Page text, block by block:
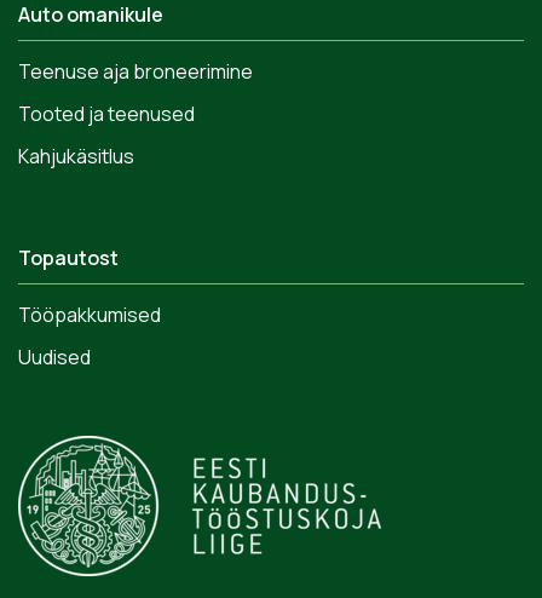
Auto omanikule
Teenuse aja broneerimine
Tooted ja teenused
Kahjukäsitlus
Topautost
Tööpakkumised
Uudised